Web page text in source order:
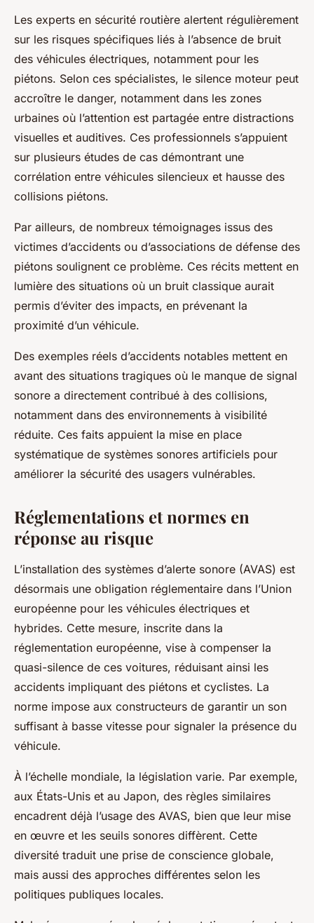
Les experts en sécurité routière alertent régulièrement
sur les risques spécifiques liés à l’absence de bruit
des véhicules électriques, notamment pour les
piétons. Selon ces spécialistes, le silence moteur peut
accroître le danger, notamment dans les zones
urbaines où l’attention est partagée entre distractions
visuelles et auditives. Ces professionnels s’appuient
sur plusieurs études de cas démontrant une
corrélation entre véhicules silencieux et hausse des
collisions piétons.
Par ailleurs, de nombreux témoignages issus des
victimes d’accidents ou d’associations de défense des
piétons soulignent ce problème. Ces récits mettent en
lumière des situations où un bruit classique aurait
permis d’éviter des impacts, en prévenant la
proximité d’un véhicule.
Des exemples réels d’accidents notables mettent en
avant des situations tragiques où le manque de signal
sonore a directement contribué à des collisions,
notamment dans des environnements à visibilité
réduite. Ces faits appuient la mise en place
systématique de systèmes sonores artificiels pour
améliorer la sécurité des usagers vulnérables.
Réglementations et normes en
réponse au risque
L’installation des systèmes d’alerte sonore (AVAS) est
désormais une obligation réglementaire dans l’Union
européenne pour les véhicules électriques et
hybrides. Cette mesure, inscrite dans la
réglementation européenne, vise à compenser la
quasi-silence de ces voitures, réduisant ainsi les
accidents impliquant des piétons et cyclistes. La
norme impose aux constructeurs de garantir un son
suffisant à basse vitesse pour signaler la présence du
véhicule.
À l’échelle mondiale, la législation varie. Par exemple,
aux États-Unis et au Japon, des règles similaires
encadrent déjà l’usage des AVAS, bien que leur mise
en œuvre et les seuils sonores diffèrent. Cette
diversité traduit une prise de conscience globale,
mais aussi des approches différentes selon les
politiques publiques locales.